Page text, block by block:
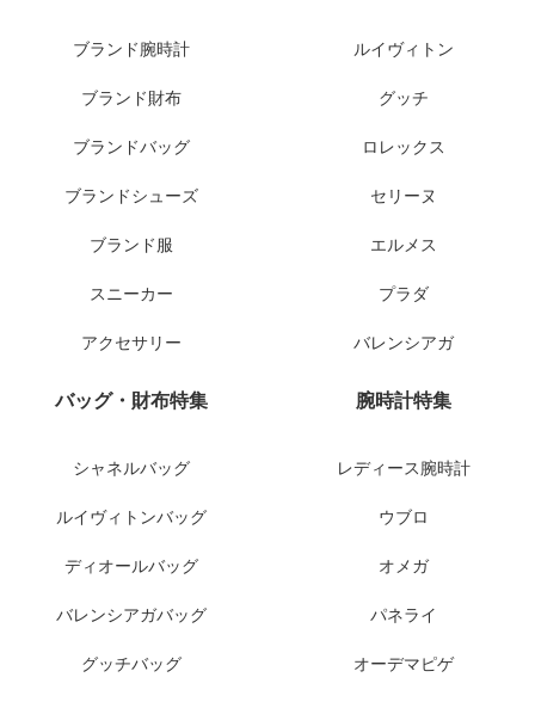
ブランド腕時計
ブランド財布
ブランドバッグ
ブランドシューズ
ブランド服
スニーカー
アクセサリー
ルイヴィトン
グッチ
ロレックス
セリーヌ
エルメス
プラダ
バレンシアガ
バッグ・財布特集
シャネルバッグ
ルイヴィトンバッグ
ディオールバッグ
バレンシアガバッグ
グッチバッグ
腕時計特集
レディース腕時計
ウブロ
オメガ
パネライ
オーデマピゲ